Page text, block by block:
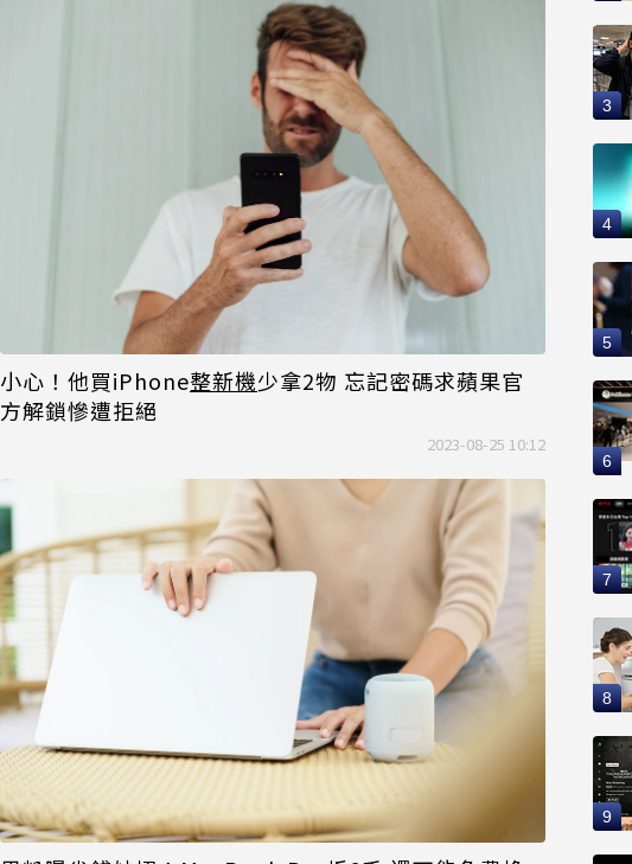
小心！他買iPhone整新機少拿2物 忘記密碼求蘋果官
方解鎖慘遭拒絕
2023-08-25 10:12